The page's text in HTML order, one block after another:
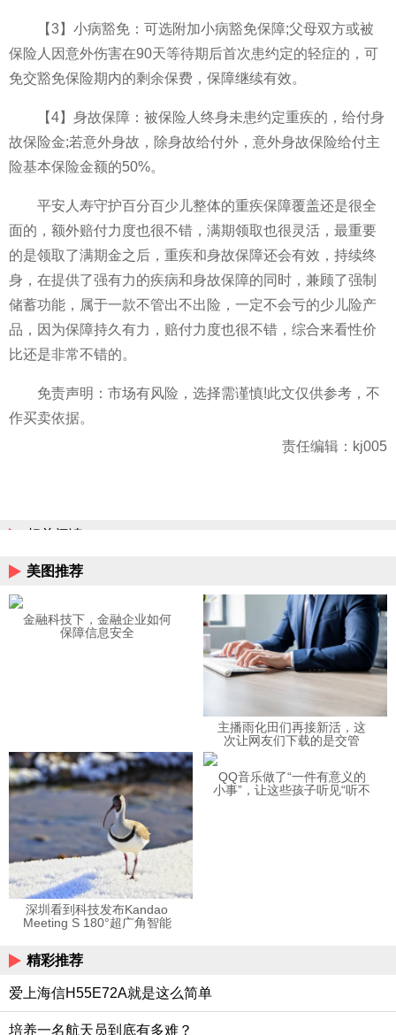
【3】小病豁免：可选附加小病豁免保障;父母双方或被
保险人因意外伤害在90天等待期后首次患约定的轻症的，可
免交豁免保险期内的剩余保费，保障继续有效。
【4】身故保障：被保险人终身未患约定重疾的，给付身
故保险金;若意外身故，除身故给付外，意外身故保险给付主
险基本保险金额的50%。
平安人寿守护百分百少儿整体的重疾保障覆盖还是很全
面的，额外赔付力度也很不错，满期领取也很灵活，最重要
的是领取了满期金之后，重疾和身故保障还会有效，持续终
身，在提供了强有力的疾病和身故保障的同时，兼顾了强制
储蓄功能，属于一款不管出不出险，一定不会亏的少儿险产
品，因为保障持久有力，赔付力度也很不错，综合来看性价
比还是非常不错的。
免责声明：市场有风险，选择需谨慎!此文仅供参考，不
作买卖依据。
责任编辑：kj005
相关阅读
美图推荐
金融科技下，金融企业如何
保障信息安全
主播雨化田们再接新活，这
次让网友们下载的是交管
深圳看到科技发布Kandao
Meeting S 180°超广角智能
QQ音乐做了“一件有意义的
小事”，让这些孩子听见“听不
精彩推荐
爱上海信H55E72A就是这么简单
培养一名航天员到底有多难？